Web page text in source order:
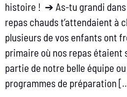
histoire ! ➔ As-tu grandi dans
repas chauds t’attendaient à
plusieurs de vos enfants ont
primaire où nos repas
partie de notre belle équipe
programmes de préparation